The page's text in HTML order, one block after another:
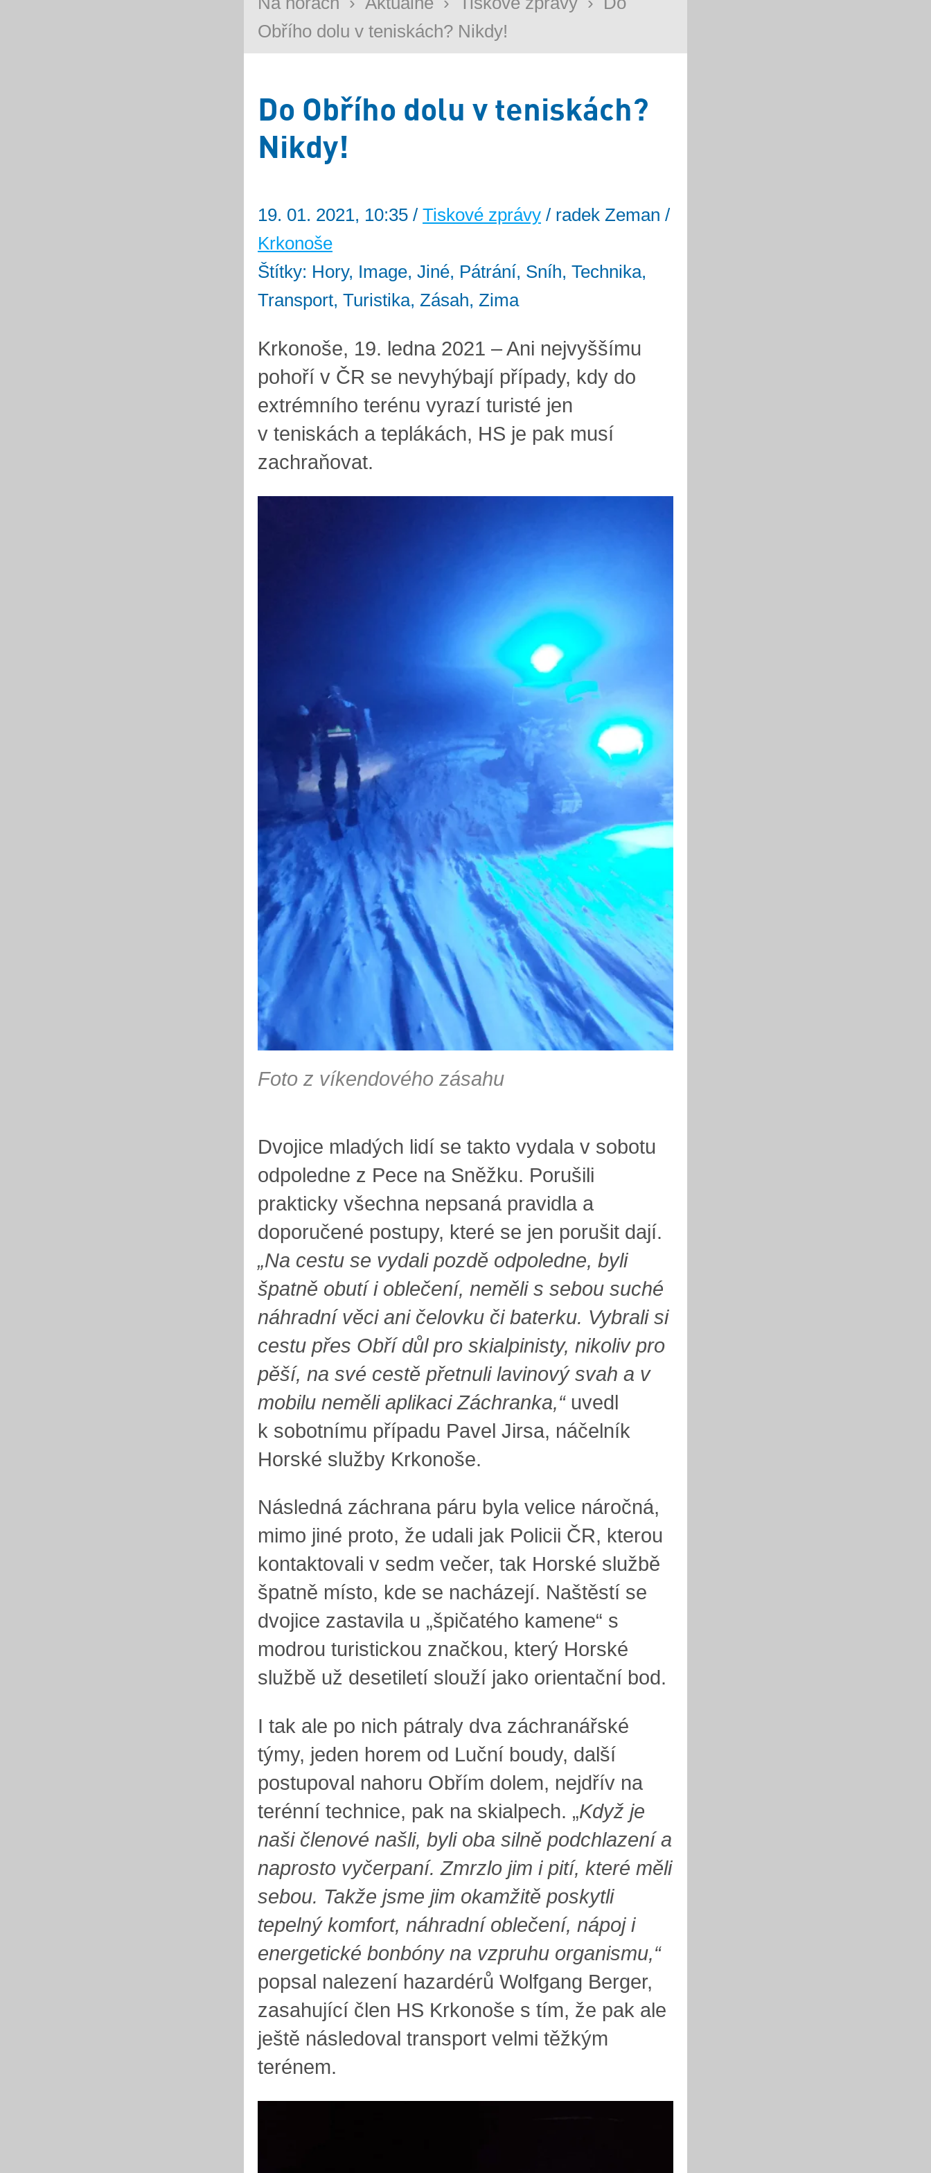
Obřího dolu v teniskách? Nikdy!
Do Obřího dolu v teniskách?
Nikdy!
19. 01. 2021, 10:35 / Tiskové zprávy / radek Zeman /
Krkonoše
Štítky: Hory, Image, Jiné, Pátrání, Sníh, Technika,
Transport, Turistika, Zásah, Zima
Krkonoše, 19. ledna 2021 – Ani nejvyššímu
pohoří v ČR se nevyhýbají případy, kdy do
extrémního terénu vyrazí turisté jen
v teniskách a teplákách, HS je pak musí
zachraňovat.
Foto z víkendového zásahu
Dvojice mladých lidí se takto vydala v sobotu
odpoledne z Pece na Sněžku. Porušili
prakticky všechna nepsaná pravidla a
doporučené postupy, které se jen porušit dají.
„Na cestu se vydali pozdě odpoledne, byli
špatně obutí i oblečení, neměli s sebou suché
náhradní věci ani čelovku či baterku. Vybrali si
cestu přes Obří důl pro skialpinisty, nikoliv pro
pěší, na své cestě přetnuli lavinový svah a v
mobilu neměli aplikaci Záchranka,“uvedl
k sobotnímu případu Pavel Jirsa, náčelník
Horské služby Krkonoše.
Následná záchrana páru byla velice náročná,
mimo jiné proto, že udali jak Policii ČR, kterou
kontaktovali v sedm večer, tak Horské službě
špatně místo, kde se nacházejí. Naštěstí se
dvojice zastavila u „špičatého kamene“ s
modrou turistickou značkou, který Horské
službě už desetiletí slouží jako orientační bod.
I tak ale po nich pátraly dva záchranářské
týmy, jeden horem od Luční boudy, další
postupoval nahoru Obřím dolem, nejdřív na
terénní technice, pak na skialpech. „Když je
naši členové našli, byli oba silně podchlazení a
naprosto vyčerpaní. Zmrzlo jim i pití, které měli
sebou. Takže jsme jim okamžitě poskytli
tepelný komfort, náhradní oblečení, nápoj i
energetické bonbóny na vzpruhu organismu,“
popsal nalezení hazardérů Wolfgang Berger,
zasahující člen HS Krkonoše s tím, že pak ale
ještě následoval transport velmi těžkým
terénem.